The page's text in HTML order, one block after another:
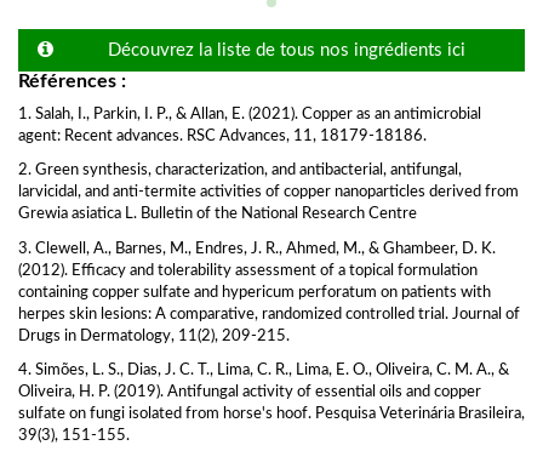
Découvrez la liste de tous nos ingrédients ici
Références :
1. Salah, I., Parkin, I. P., & Allan, E. (2021). Copper as an antimicrobial
agent: Recent advances. RSC Advances, 11, 18179-18186.
2. Green synthesis, characterization, and antibacterial, antifungal,
larvicidal, and anti-termite activities of copper nanoparticles derived from
Grewia asiatica L. Bulletin of the National Research Centre
3. Clewell, A., Barnes, M., Endres, J. R., Ahmed, M., & Ghambeer, D. K.
(2012). Efficacy and tolerability assessment of a topical formulation
containing copper sulfate and hypericum perforatum on patients with
herpes skin lesions: A comparative, randomized controlled trial. Journal of
Drugs in Dermatology, 11(2), 209-215.
4. Simões, L. S., Dias, J. C. T., Lima, C. R., Lima, E. O., Oliveira, C. M. A., &
Oliveira, H. P. (2019). Antifungal activity of essential oils and copper
sulfate on fungi isolated from horse's hoof. Pesquisa Veterinária Brasileira,
39(3), 151-155.